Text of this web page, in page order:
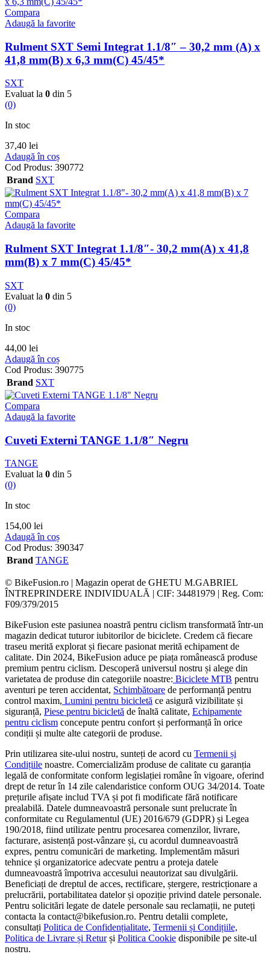
Compara
Adaugă la favorite
Rulment SXT Semi Integrat 1.1/8″ – 30,2 mm (A) x
41,8 mm(B) x 6,3 mm(C) 45/45*
SXT
Evaluat la 0 din 5
(0)
In stoc
37,40 lei
Adaugă în coș
Cod Produs: 390772
Brand SXT
Compara
Adaugă la favorite
Rulment SXT Integrat 1.1/8″- 30,2 mm(A) x 41,8
mm(B) x 7 mm(C) 45/45*
SXT
Evaluat la 0 din 5
(0)
In stoc
44,00 lei
Adaugă în coș
Cod Produs: 390775
Brand SXT
Compara
Adaugă la favorite
Cuveti Externi TANGE 1.1/8″ Negru
TANGE
Evaluat la 0 din 5
(0)
In stoc
154,00 lei
Adaugă în coș
Cod Produs: 390347
Brand TANGE
© BikeFusion.ro | Magazin operat de GHETU M.GABRIEL
ÎNTREPRINDERE INDIVIDUALĂ | CIF: 34481979 | Reg. Com:
F09/379/2015
BikeFusion este pasiunea noastră pentru ciclism transformată într-un
magazin dedicat tuturor iubitorilor de biciclete. Credem că fiecare
traseu merită explorat și fiecare pasionat merită echipament de
calitate. Din 2024, BikeFusion aduce pe piața românească produse
premium pentru ciclism. Descoperă universul nostru și alege din
varietatea de produse din categoriile noastre: Biciclete MTB pentru
aventuri pe teren accidentat, Schimbătoare de performanță pentru
control maxim, Lumini pentru bicicletă ce asigură vizibilitate și
siguranță, Piese pentru bicicletă de înaltă calitate, Echipamente
pentru ciclism concepute pentru confort și performanță în orice
condiții și multe alte categorii de produse.
Prin utilizarea site-ului nostru, sunteți de acord cu Termenii și
Condițiile noastre. Comercializăm produse de calitate cu garanția
legală de conformitate conform legislației române în vigoare, oferind
drept de retur în 14 zile calendaristice conform OUG 34/2014. Toate
prețurile afișate includ TVA și pot fi modificate fără notificare
prealabilă. Datele dumneavoastră personale sunt prelucrate în
conformitate cu Regulamentul (UE) 2016/679 (GDPR) și Legea
190/2018, fiind utilizate pentru procesarea comenzilor, livrare,
facturare, asistență post-vânzare și, cu acordul dumneavoastră
expres, pentru comunicări de marketing. Implementăm măsuri
tehnice și organizatorice adecvate pentru a proteja datele
dumneavoastră împotriva accesului neautorizat sau divulgării.
Beneficiați de dreptul de acces, rectificare, ștergere, restricționare a
prelucrării, portabilitatea datelor și opoziție privind datele personale.
Pentru solicitări legate de datele personale sau reclamații, ne puteți
contacta la contact@bikefusion.ro. Pentru detalii complete,
consultați Politica de Confidențialitate, Termenii și Condițiile,
Politica de Livrare și Returși Politica Cookie disponibile pe site-ul
nostru.